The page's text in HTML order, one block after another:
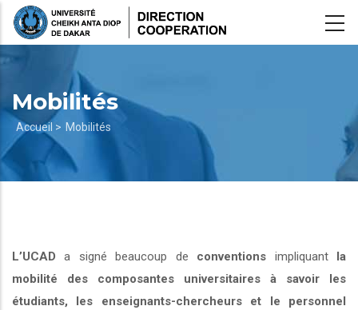
Aller
Mobilités
Fil
d'Ariane
Accueil > Mobilités
L’UCAD a signé beaucoup de conventions impliquant la
mobilité des composantes universitaires à savoir les
étudiants, les enseignants-chercheurs et le personnel